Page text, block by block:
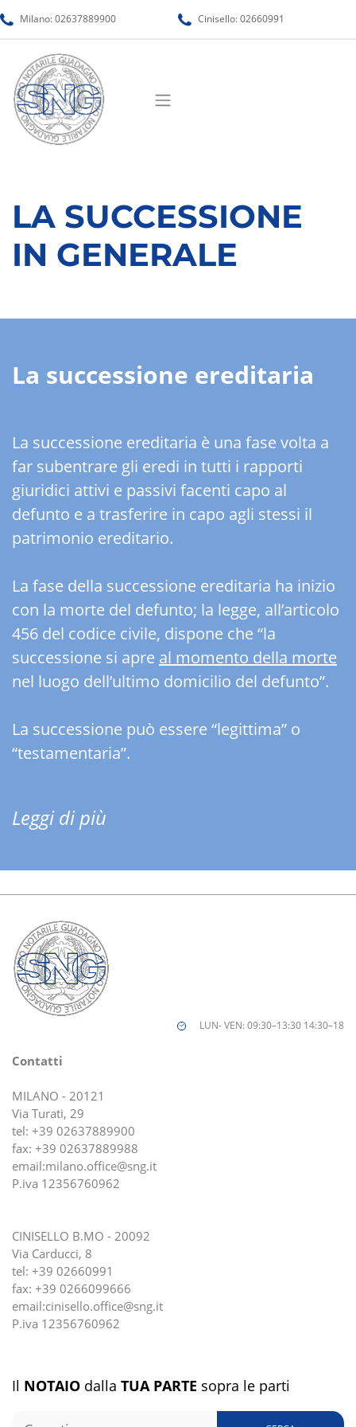
Milano:02637889900 Cinisello:02660991
LA SUCCESSIONE
IN GENERALE
La successione ereditaria
La successione ereditaria è una fase volta a
far subentrare gli eredi in tutti i rapporti
giuridici attivi e passivi facenti capo al
defunto e a trasferire in capo agli stessi il
patrimonio ereditario.
La fase della successione ereditaria ha inizio
con la morte del defunto; la legge, all’articolo
456 del codice civile, dispone che “la
successione si apre al momento della morte
nel luogo dell’ultimo domicilio del defunto”.
La successione può essere “legittima” o
“testamentaria”.
Leggi di più
LUN- VEN: 09:30–13:30 14:30–18
Contatti
MILANO - 20121
Via Turati, 29
tel: +39 02637889900
fax: +39 02637889988
email:milano.office@sng.it
P.iva 12356760962
CINISELLO B.MO - 20092
Via Carducci, 8
tel: +39 02660991
fax: +39 0266099666
email:cinisello.office@sng.it
P.iva 12356760962
Il NOTAIO dalla TUA PARTE sopra le parti